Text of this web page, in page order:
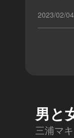
2023/02/
男と
三浦マキ